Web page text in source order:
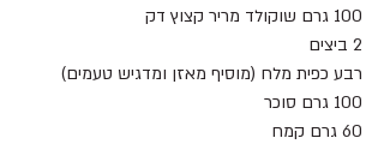
100 גרם שוקולד מריר קצוץ דק
2 ביצים
רבע כפית מלח (מוסיף מאזן ומדגיש טעמים)
100 גרם סוכר
60 גרם קמח